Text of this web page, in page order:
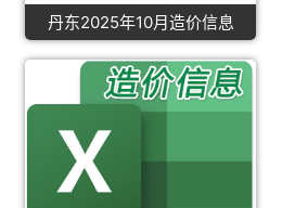
丹东2025年10月造价信息